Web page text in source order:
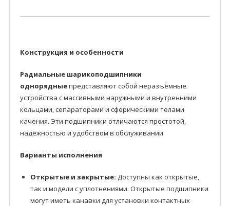
Конструкция и особенности
Радиальные шарикоподшипники
однорядныепредставляют собой неразъёмные
устройства с массивными наружными и внутренними
кольцами, сепараторами и сферическими телами
качения. Эти подшипники отличаются простотой,
надёжностью и удобством в обслуживании.
Варианты исполнения
Открытые и закрытые: Доступны как открытые,
так и модели с уплотнениями. Открытые подшипники
могут иметь канавки для установки контактных